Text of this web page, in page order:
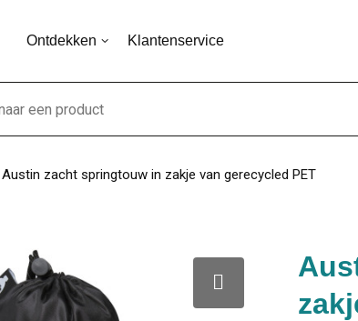
Ontdekken Klantenservice
Austin zacht springtouw in zakje van gerecycled PET